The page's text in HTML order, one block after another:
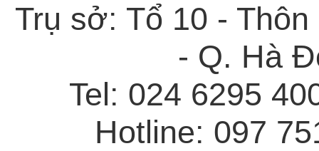
Trụ sở: Tổ 10 -
- Q. Hà
Tel: 024 6295
Hotline: 097